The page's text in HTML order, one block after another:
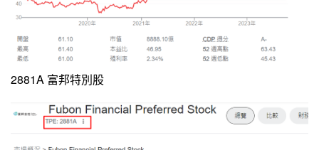
2881A 富邦特別股